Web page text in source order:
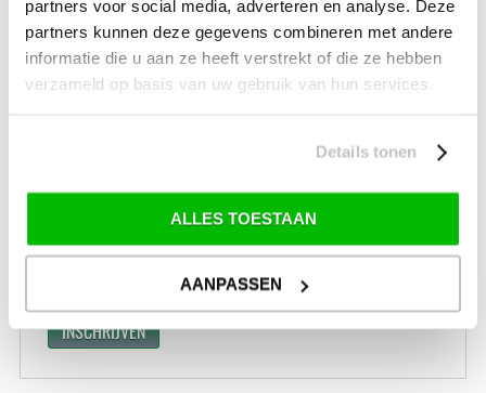
partners voor social media, adverteren en analyse. Deze
partners kunnen deze gegevens combineren met andere
informatie die u aan ze heeft verstrekt of die ze hebben
verzameld op basis van uw gebruik van hun services.
Details tonen
ALLES TOESTAAN
AANPASSEN
*) Voor grotere pakketverzendingen en bijzondere (buitenland) bestemmingen kunnen
afwijkende tarieven en levertermijnen gelden. Deze staan vermeld bij de artikelen.
Kijk hier voor de ruilen-retourneren procedure
Schrijf je in voor onze nieuwsbrief!